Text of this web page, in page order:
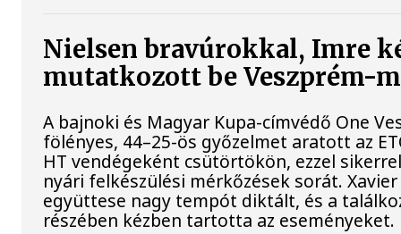
Nielsen bravúrokkal, Imre
mutatkozott be Veszprém-
A bajnoki és Magyar Kupa-címvédő One
fölényes, 44–25-ös győzelmet aratott az
HT vendégeként csütörtökön, ezzel
nyári felkészülési mérkőzések sorát. Xavier
együttese nagy tempót diktált, és a
részében kézben tartotta az eseményeket.